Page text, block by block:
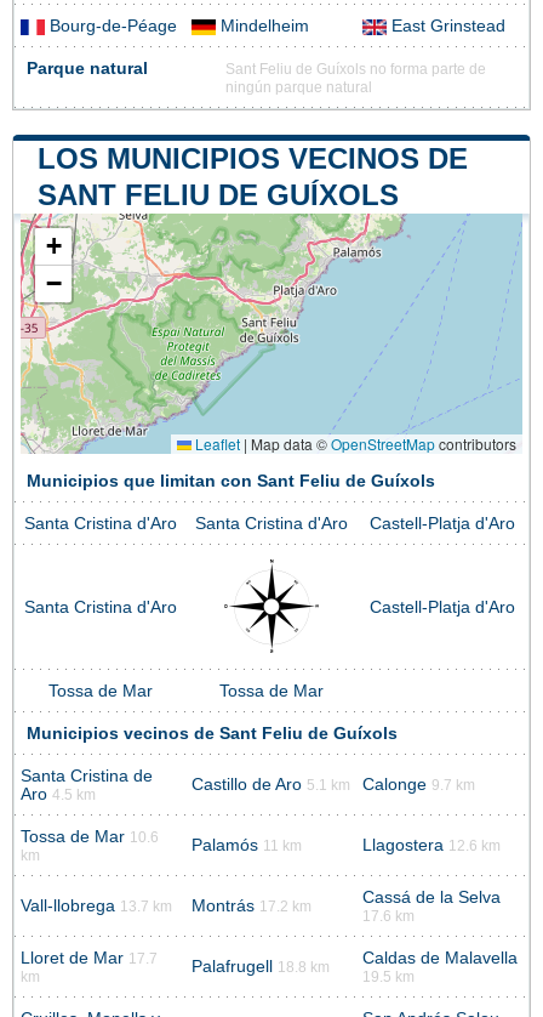
Bourg-de-Péage Mindelheim East Grinstead
Parque natural
Sant Feliu de Guíxols no forma parte de
ningún parque natural
LOS MUNICIPIOS VECINOS DE
SANT FELIU DE GUÍXOLS
+
−
Leaflet | Map data ©OpenStreetMapcontributors
Municipios que limitan con Sant Feliu de Guíxols
Santa Cristina d'Aro Santa Cristina d'Aro Castell-Platja d'Aro
Santa Cristina d'Aro Castell-Platja d'Aro
Tossa de Mar Tossa de Mar
Municipios vecinos de Sant Feliu de Guíxols
Santa Cristina de
Aro 4.5 km
Castillo de Aro 5.1 km Calonge 9.7 km
Tossa de Mar 10.6
km
Palamós 11 km Llagostera 12.6 km
Vall-llobrega 13.7 km Montrás 17.2 km Cassá de la Selva
17.6 km
Lloret de Mar 17.7
km
Palafrugell 18.8 km Caldas de Malavella
19.5 km